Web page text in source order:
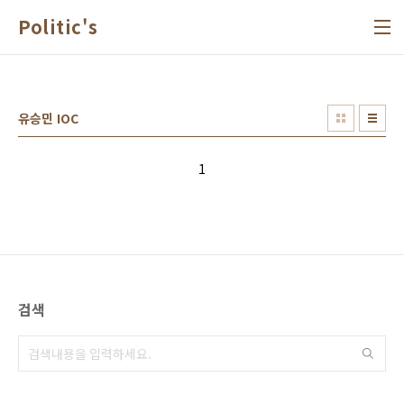
Politic's
유승민 IOC
1
검색